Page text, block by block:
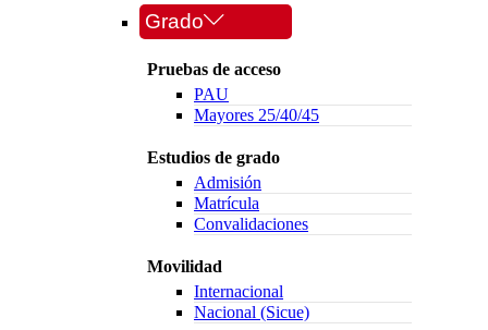
Grado
Pruebas de acceso
PAU
Mayores 25/40/45
Estudios de grado
Admisión
Matrícula
Convalidaciones
Movilidad
Internacional
Nacional (Sicue)